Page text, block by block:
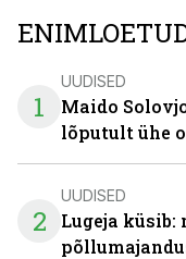
1
UUDISED
Maido
lõputult ühe
2
UUDISED
Lugeja